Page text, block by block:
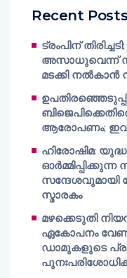
Recent Posts
ട്രംപിന്
അസാധുവെന്ന്
മടക്കി നൽകാൻ
ആരോപണം;
ഹിരോഷിമ:
സന്ദേശവുമായി
സ്മാരകം
മഴക്കെടുതി
ഏകോപനം
ഡാമുകളുടെ